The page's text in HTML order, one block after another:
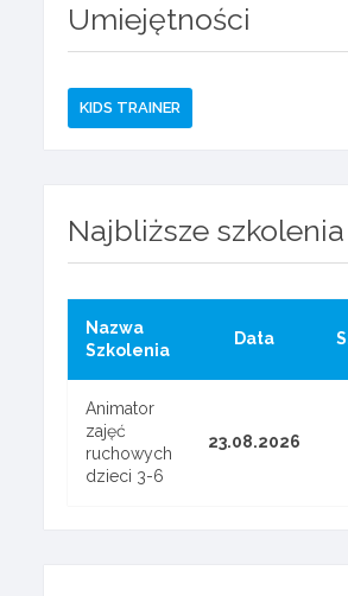
Umiejętności
KIDS TRAINER
Najbliższe szkolenia
Nazwa
Szkolenia
Data
Animator
zajęć
ruchowych
dzieci 3-6
23.08.2026